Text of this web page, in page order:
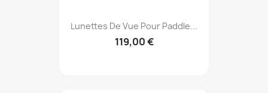
Lunettes De Vue Pour Paddle...
119,00 €